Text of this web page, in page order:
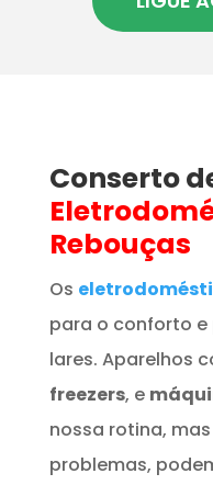
Conserto
Rebouças
Os
para o conforto
lares. Aparelhos
freezers, e
nossa rotina,
problemas,